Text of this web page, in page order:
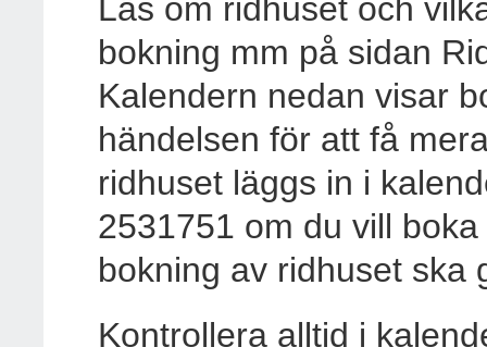
Läs om ridhuset och
bokning mm på sidan
Kalendern nedan visar
händelsen för att få
ridhuset läggs in i
2531751 om du vill
bokning av ridhuset ska
Kontrollera alltid i